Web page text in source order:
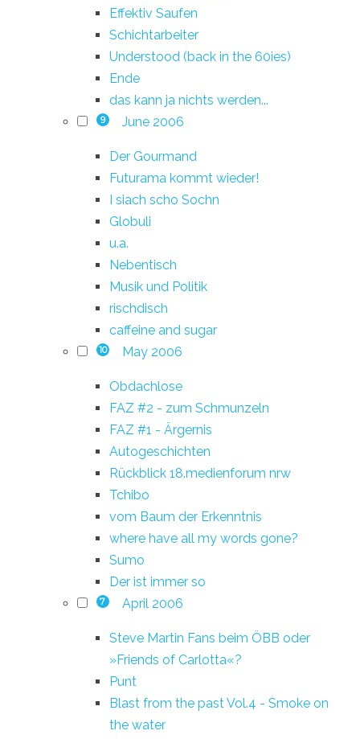
Effektiv Saufen
Schichtarbeiter
Understood (back in the 60ies)
Ende
das kann ja nichts werden...
9 June 2006
Der Gourmand
Futurama kommt wieder!
I siach scho Sochn
Globuli
u.a.
Nebentisch
Musik und Politik
rischdisch
caffeine and sugar
10 May 2006
Obdachlose
FAZ #2 - zum Schmunzeln
FAZ #1 - Ärgernis
Autogeschichten
Rückblick 18.medienforum nrw
Tchibo
vom Baum der Erkenntnis
where have all my words gone?
Sumo
Der ist immer so
7 April 2006
Steve Martin Fans beim ÖBB oder
»Friends of Carlotta«?
Punt
Blast from the past Vol.4 - Smoke on
the water